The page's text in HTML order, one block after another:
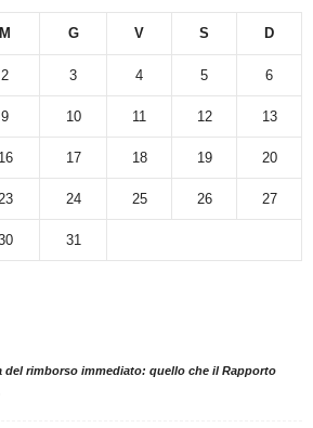
M G V S D
2 3 4 5 6
9 10 11 12 13
16 17 18 19 20
24 25 26 27
31
del rimborso immediato: quello che il Rapporto